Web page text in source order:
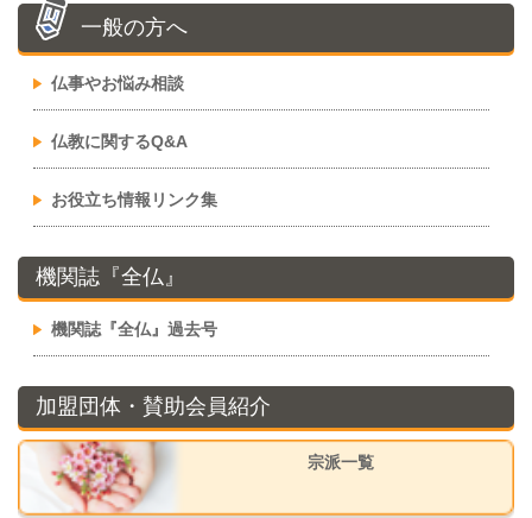
一般の方へ
仏事やお悩み相談
仏教に関するQ&A
お役立ち情報リンク集
機関誌『全仏』
機関誌『全仏』過去号
加盟団体・賛助会員紹介
宗派一覧